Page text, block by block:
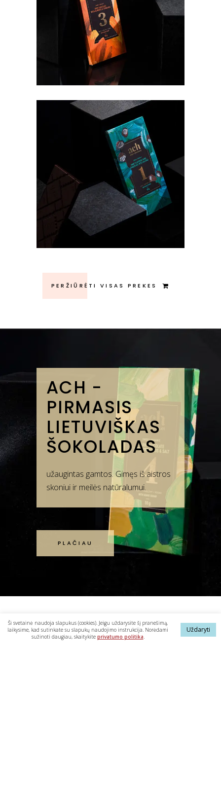
€4.90
ŠOKOLADAS
MĖTŲ SKONIO SALDUSIS JUODASIS
EKOLOGIŠKAS ŠOKOLADAS SU
RAZINOMIS
4.90
ŠOKOLADAS
PERŽIŪRĖTI VISAS PREKES
ACH -
PIRMASIS
LIETUVIŠKAS
ŠOKOLADAS
užaugintas gamtos. Gimęs iš aistros
skoniui ir meilės natūralumui.
PLAČIAU
Ši svetainė naudoja slapukus (cookies). Jeigu uždarysite šį pranešimą,
laikysime, kad sutinkate su slapukų naudojimo instrukcija. Norėdami
sužinoti daugiau, skaitykite privatumo politika.
Uždaryti